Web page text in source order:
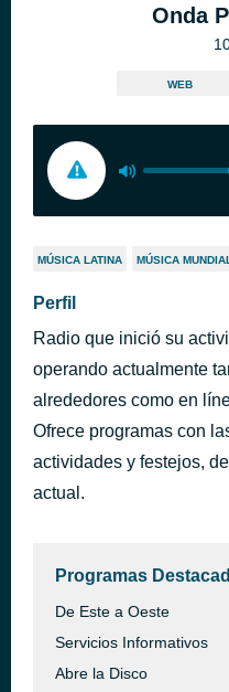
Onda
WEB
MÚSICA LATINA MÚSICA
Perfil
Radio que inició su
operando actualmente
alrededores como en
Ofrece programas con
actividades y festejos,
actual.
Programas
De Este a Oeste
Servicios Informativos
Abre la Disco